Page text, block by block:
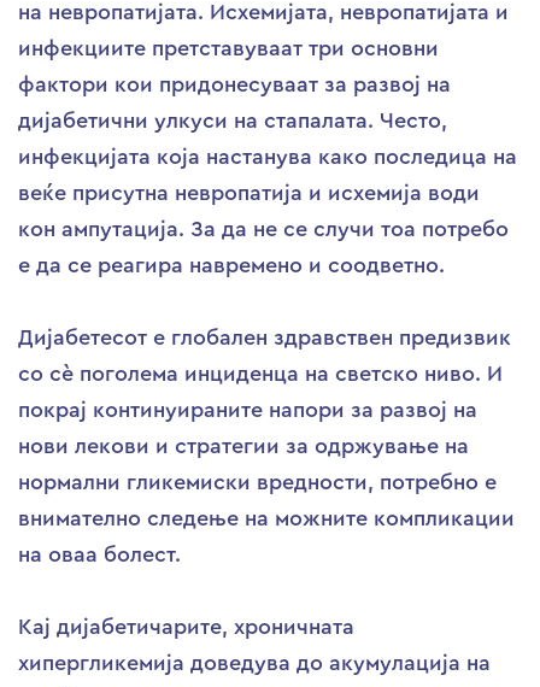
на невропатијата. Исхемијата, невропатијата и
инфекциите претставуваат три основни
фактори кои придонесуваат за развој на
дијабетични улкуси на стапалата. Често,
инфекцијата која настанува како последица на
веќе присутна невропатија и исхемија води
кон ампутација. За да не се случи тоа потребо
е да се реагира навремено и соодветно.
Дијабетесот е глобален здравствен предизвик
со сè поголема инциденца на светско ниво. И
покрај континуираните напори за развој на
нови лекови и стратегии за одржување на
нормални гликемиски вредности, потребно е
внимателно следење на можните компликации
на оваа болест.
Кај дијабетичарите, хроничната
хипергликемија доведува до акумулација на